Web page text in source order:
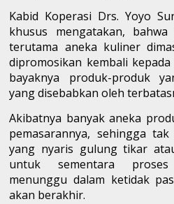
Kabid Koperasi Drs. Yoyo
khusus mengatakan,
terutama aneka kuliner
dipromosikan kembali
bayaknya produk-produk
yang disebabkan oleh
Akibatnya banyak aneka
pemasarannya, sehingga
yang nyaris gulung tikar
untuk sementara
menunggu dalam ketidak
akan berakhir.